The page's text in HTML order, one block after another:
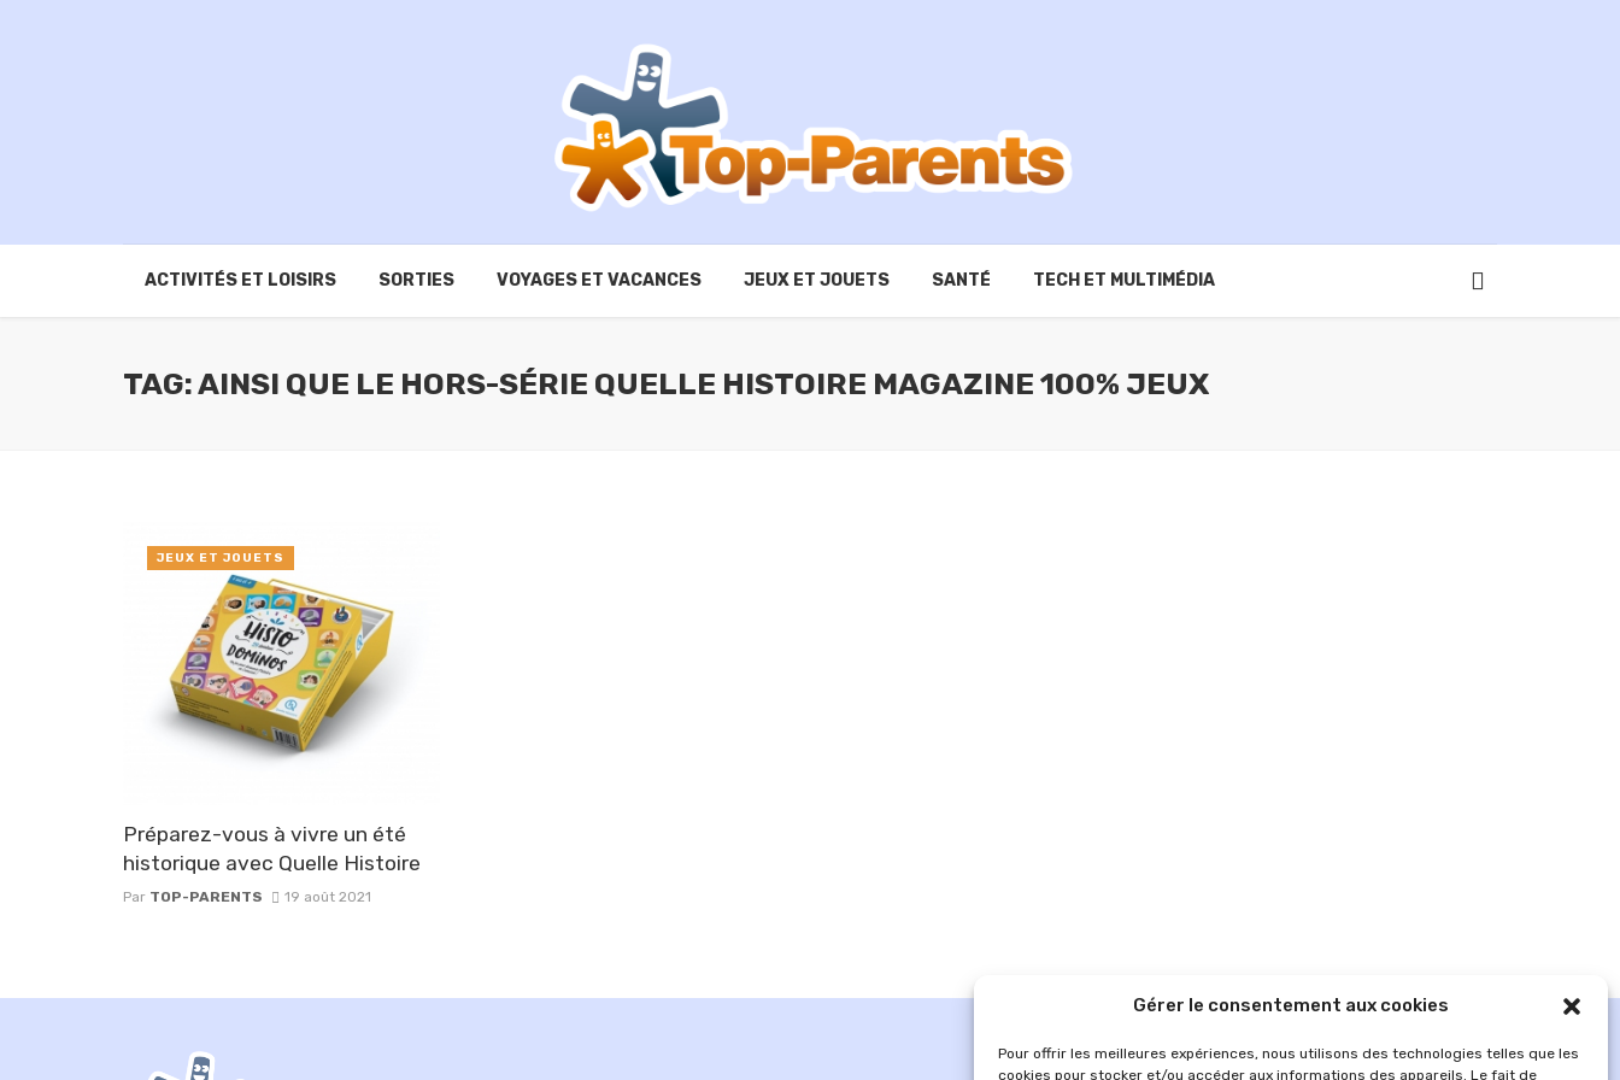
Gérer le consentement aux cookies
Pour offrir les meilleures expériences, nous utilisons des technologies telles que les
cookies pour stocker et/ou accéder aux informations des appareils. Le fait de
ACTIVITÉS ET LOISIRS SORTIES VOYAGES ET VACANCES JEUX ET JOUETS SANTÉ TECH ET MULTIMÉDIA
TAG: AINSI QUE LE HORS-SÉRIE QUELLE HISTOIRE MAGAZINE 100% JEUX
Préparez-vous à vivre un été
historique avec Quelle Histoire
Par TOP-PARENTS 19 août 2021
JEUX ET JOUETS